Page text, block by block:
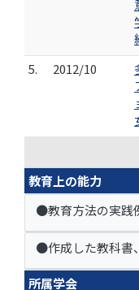
5.
2012/10
教育上の能力
●教育方法の実践
●作成した教科書
所属学会